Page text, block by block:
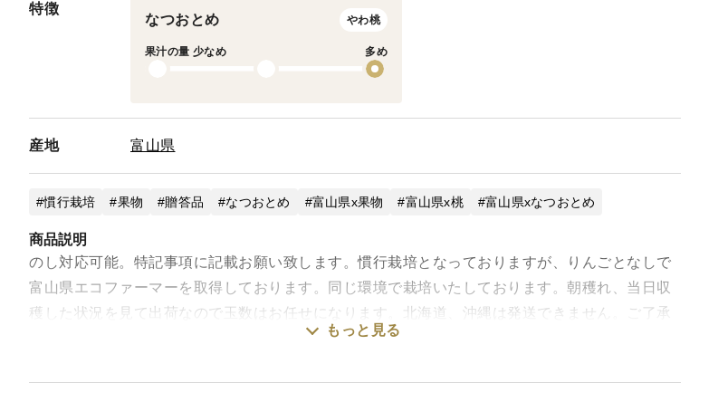
特徴
なつおとめ やわ桃
果汁の量 少なめ 多め
産地 富山県
慣行栽培 果物 贈答品 なつおとめ 富山県x果物 富山県x桃 富山県xなつおとめ
商品説明
のし対応可能。特記事項に記載お願い致します。慣行栽培となっておりますが、りんごとなしで
富山県エコファーマーを取得しております。同じ環境で栽培いたしております。朝穫れ、当日収
穫した状況を見て出荷なので玉数はお任せになります。北海道、沖縄は発送できません。ご了承
もっと見る